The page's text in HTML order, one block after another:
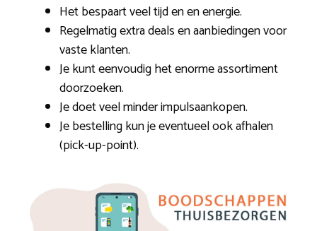
Het bespaart veel tijd en en energie.
Regelmatig extra deals en aanbiedingen voor
vaste klanten.
Je kunt eenvoudig het enorme assortiment
doorzoeken.
Je doet veel minder impulsaankopen.
Je bestelling kun je eventueel ook afhalen
(pick-up-point).